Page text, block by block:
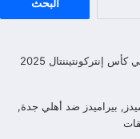
القنوات الناقلة لمباراة بيراميدز والأهلي السعودي في كأس إنتركونتيننتال 2025
, بيراميدز ضد أهلي جدة,